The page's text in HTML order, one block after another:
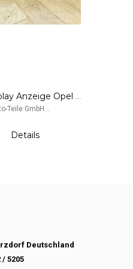
Bordcomputer Display Anzeige Opel Meriva 13255825 565412769
Teile GmbH ..
Details
Deutschland
/ 5205